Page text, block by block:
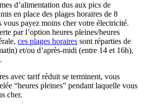
d’alimentation dus aux pics de
en place des plages horaires de 8
vous payez moins cher votre électricité.
par l’option heures pleines/heures
ces plages horaires sont réparties de
et/ou d’après-midi (entre 14 et 16h),
avec tarif réduit se terminent, vous
“heures pleines” pendant laquelle vous
cher.